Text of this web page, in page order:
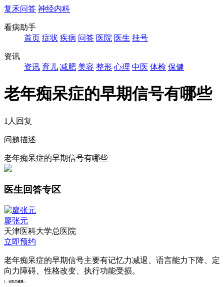
复禾问答 神经内科
看病助手
首页 症状 疾病 问答 医院 医生 挂号
资讯
资讯 育儿 减肥 美容 整形 心理 中医 体检 保健
老年痴呆症的早期信号有哪些
1人回复
问题描述
老年痴呆症的早期信号有哪些
医生回答专区
廖张元
天津医科大学总医院
立即预约
老年痴呆症的早期信号主要有记忆力减退、语言能力下降、定
向力障碍、性格改变、执行功能受损。
1、记忆力减退：